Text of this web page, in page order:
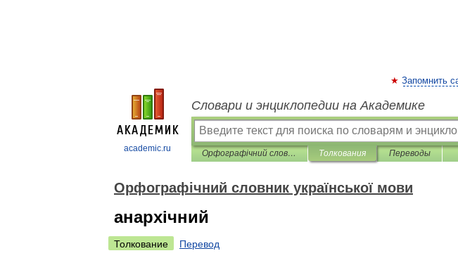
academic.ru
Запомнить
Словари и энциклопедии на Академике
Орфографічний словник української мови Толкования Переводы
Орфографічний словник української мови
анархічний
Толкование
Перевод